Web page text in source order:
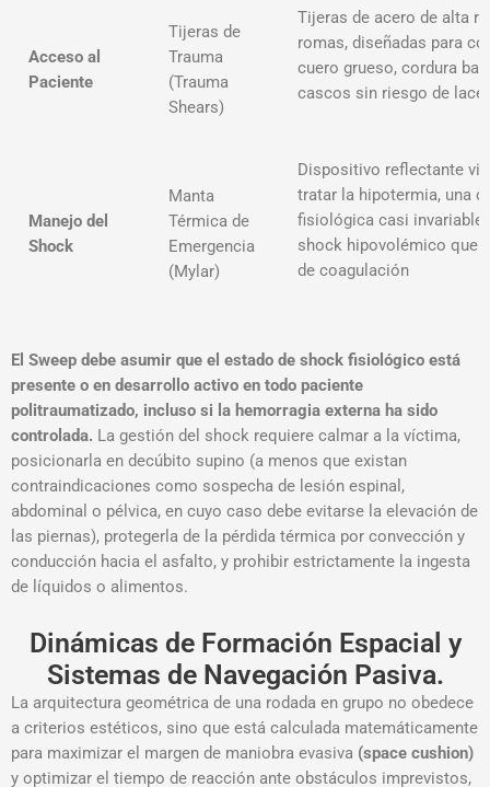
Acceso al
Paciente
Tijeras de
Trauma
(Trauma
Shears)
Tijeras de acero de alta
romas, diseñadas para
cuero grueso, cordura
cascos sin riesgo de
Manejo del
Shock
Manta
Térmica de
Emergencia
(Mylar)
Dispositivo reflectante
tratar la hipotermia, una
fisiológica casi invariable
shock hipovolémico que
de coagulación
El Sweep debe asumir que el estado de shock fisiológico está
presente o en desarrollo activo en todo paciente
politraumatizado, incluso si la hemorragia externa ha sido
controlada. La gestión del shock requiere calmar a la víctima,
posicionarla en decúbito supino (a menos que existan
contraindicaciones como sospecha de lesión espinal,
abdominal o pélvica, en cuyo caso debe evitarse la elevación de
las piernas), protegerla de la pérdida térmica por convección y
conducción hacia el asfalto, y prohibir estrictamente la ingesta
de líquidos o alimentos.
Dinámicas de Formación Espacial y
Sistemas de Navegación Pasiva.
La arquitectura geométrica de una rodada en grupo no obedece
a criterios estéticos, sino que está calculada matemáticamente
para maximizar el margen de maniobra evasiva (space cushion)
y optimizar el tiempo de reacción ante obstáculos imprevistos,